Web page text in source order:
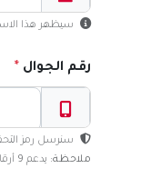
سيظهر هذا
رقم الجوال
سنرسل رمز
ملاحظة: يدعم 9 أرقام (5xxxxxxxx) أو 10 أرقام (05xxxxxxxx)